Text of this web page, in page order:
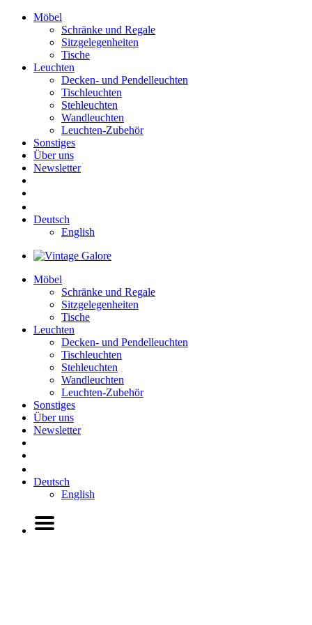
Möbel
Schränke und Regale
Sitzgelegenheiten
Tische
Leuchten
Decken- und Pendelleuchten
Tischleuchten
Stehleuchten
Wandleuchten
Leuchten-Zubehör
Sonstiges
Über uns
Newsletter
Deutsch
English
Möbel
Schränke und Regale
Sitzgelegenheiten
Tische
Leuchten
Decken- und Pendelleuchten
Tischleuchten
Stehleuchten
Wandleuchten
Leuchten-Zubehör
Sonstiges
Über uns
Newsletter
Deutsch
English